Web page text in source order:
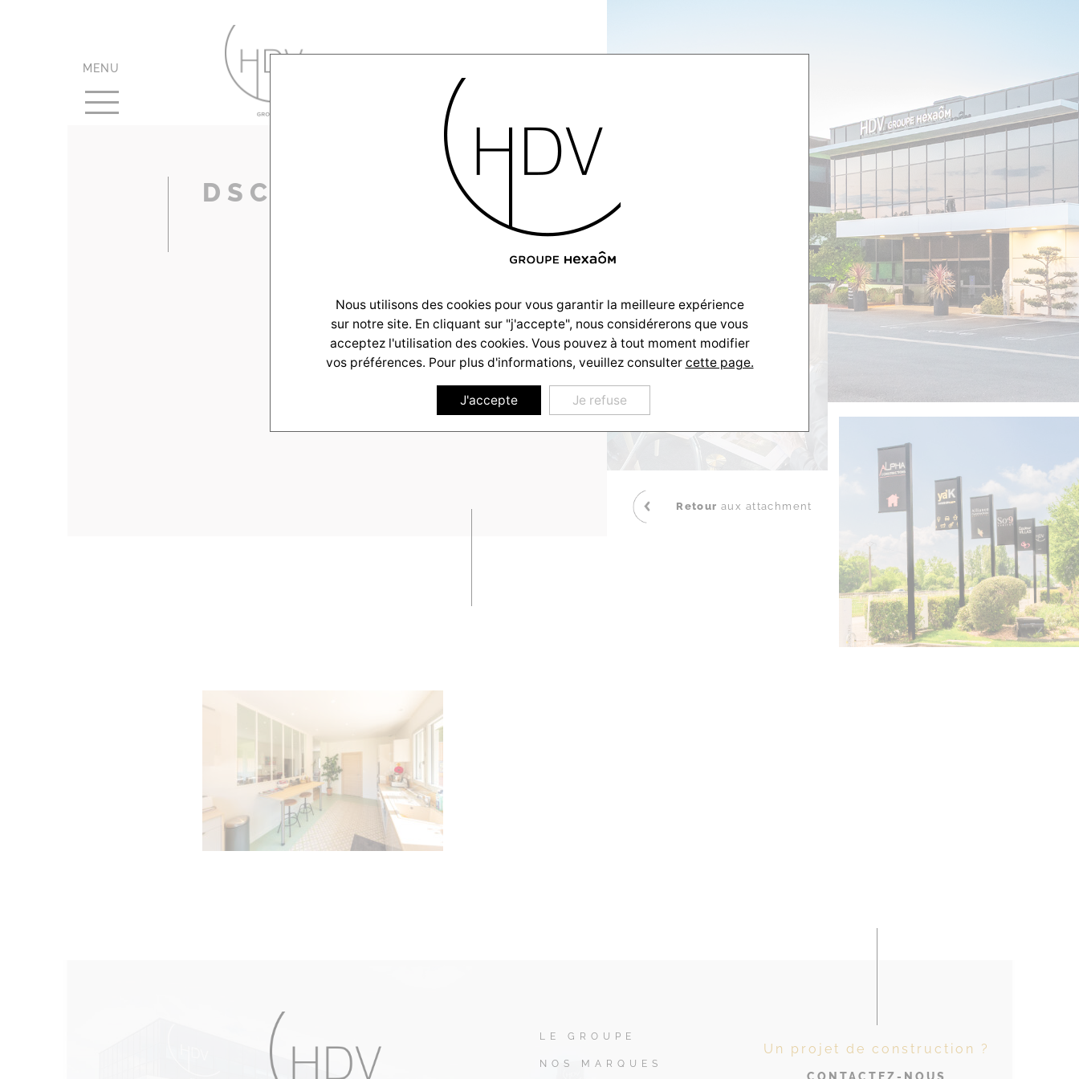
DSC_9952
Retour aux attachment
MENU
LE GROUPE
NOS MARQUES
Un projet de construction ?
Nous utilisons des cookies pour vous garantir la meilleure expérience
sur notre site. En cliquant sur "j'accepte", nous considérerons que vous
acceptez l'utilisation des cookies. Vous pouvez à tout moment modifier
vos préférences. Pour plus d'informations, veuillez consulter cette page.
J'accepte Je refuse